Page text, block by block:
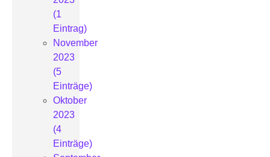
(1
Eintrag)
November
2023
(5
Einträge)
Oktober
2023
(4
Einträge)